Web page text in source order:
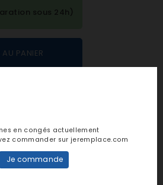
PANIER
sous 24h)
d'avis
en congés actuellement
commander sur jeremplace.com
Je commande